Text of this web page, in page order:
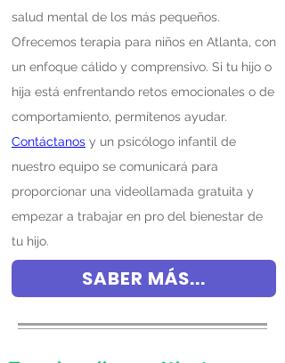
salud mental de los más pequeños.
Ofrecemos terapia para niños en Atlanta, con
un enfoque cálido y comprensivo. Si tu hijo o
hija está enfrentando retos emocionales o de
comportamiento, permítenos ayudar.
Contáctanos y un psicólogo infantil de
nuestro equipo se comunicará para
proporcionar una videollamada gratuita y
empezar a trabajar en pro del bienestar de
tu hijo.
SABER MÁS...